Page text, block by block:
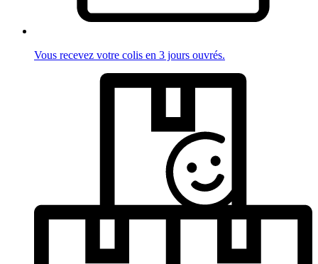
Vous recevez votre colis en 3 jours ouvrés.